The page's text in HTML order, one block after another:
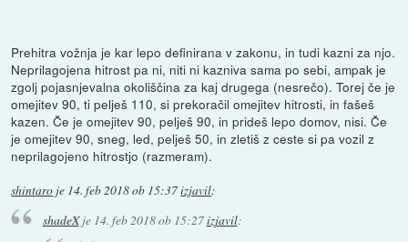
Prehitra vožnja je kar lepo definirana v zakonu, in tudi kazni za njo.
Neprilagojena hitrost pa ni, niti ni kazniva sama po sebi, ampak je
zgolj pojasnjevalna okoliščina za kaj drugega (nesrečo). Torej če je
omejitev 90, ti pelješ 110, si prekoračil omejitev hitrosti, in fašeš
kazen. Če je omejitev 90, pelješ 90, in prideš lepo domov, nisi. Če
je omejitev 90, sneg, led, pelješ 50, in zletiš z ceste si pa vozil z
neprilagojeno hitrostjo (razmeram).
shintaro je 14. feb 2018 ob 15:37izjavil:
shadeXje 14. feb 2018 ob 15:27izjavil: